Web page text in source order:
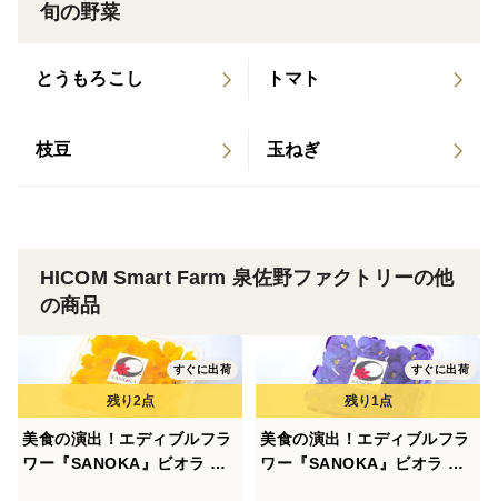
旬の野菜
とうもろこし トマト
枝豆 玉ねぎ
HICOM Smart Farm 泉佐野ファクトリーの他
の商品
すぐに出荷
美食の演出！エディブルフラ
ワー『SANOKA』ビオラ ク
すぐに出荷
美食の演出！エディブルフラ
ワー『SANOKA』ビオラ オ